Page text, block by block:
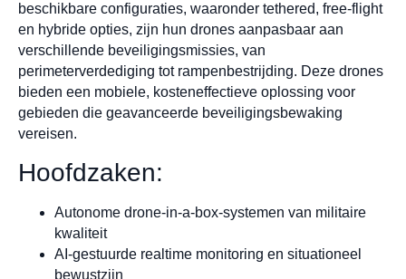
beschikbare configuraties, waaronder tethered, free-flight
en hybride opties, zijn hun drones aanpasbaar aan
verschillende beveiligingsmissies, van
perimeterverdediging tot rampenbestrijding. Deze drones
bieden een mobiele, kosteneffectieve oplossing voor
gebieden die geavanceerde beveiligingsbewaking
vereisen.
Hoofdzaken:
Autonome drone-in-a-box-systemen van militaire
kwaliteit
AI-gestuurde realtime monitoring en situationeel
bewustzijn